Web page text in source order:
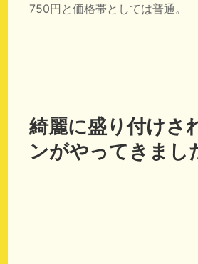
750円と価格帯としては普通。
綺麗に盛り付けさ
ンがやってきまし